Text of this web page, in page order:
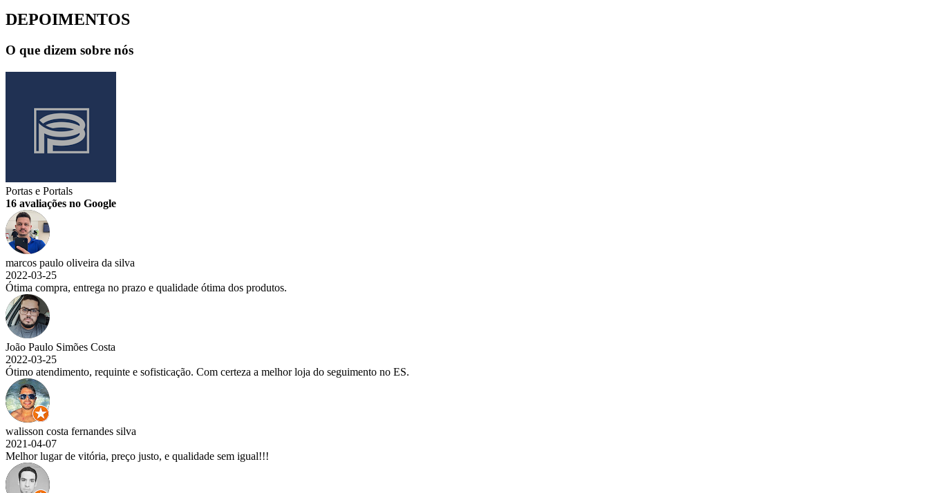
DEPOIMENTOS
O que dizem sobre nós
Portas e Portals
16 avaliações no Google
marcos paulo oliveira da silva
2022-03-25
Ótima compra, entrega no prazo e qualidade ótima dos produtos.
João Paulo Simões Costa
2022-03-25
Ótimo atendimento, requinte e sofisticação. Com certeza a melhor loja do seguimento no ES.
walisson costa fernandes silva
2021-04-07
Melhor lugar de vitória, preço justo, e qualidade sem igual!!!